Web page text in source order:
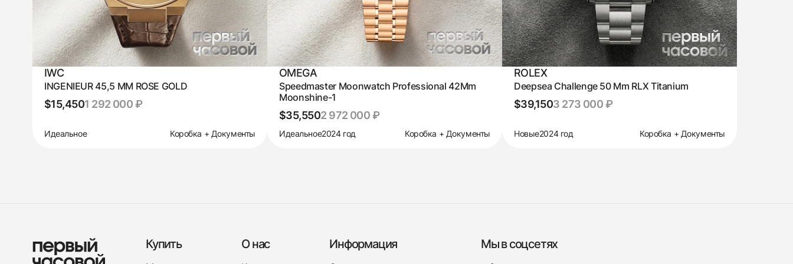
IWC
INGENIEUR 45,5 MM ROSE GOLD
$15,4501 292 000 ₽
Идеальное Коробка + Документы
OMEGA
Speedmaster Moonwatch Professional 42Mm
Moonshine-1
$35,5502 972 000 ₽
Идеальное2024 год Коробка + Документы
ROLEX
Deepsea Challenge 50 Mm RLX Titanium
$39,1503 273 000 ₽
Новые2024 год Коробка + Документы
Купить О нас Информация Мы в соцсетях